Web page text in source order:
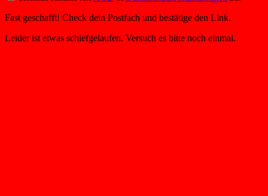
Fast geschafft! Check dein Postfach und bestätige den Link.
Leider ist etwas schiefgelaufen. Versuch es bitte noch einmal.